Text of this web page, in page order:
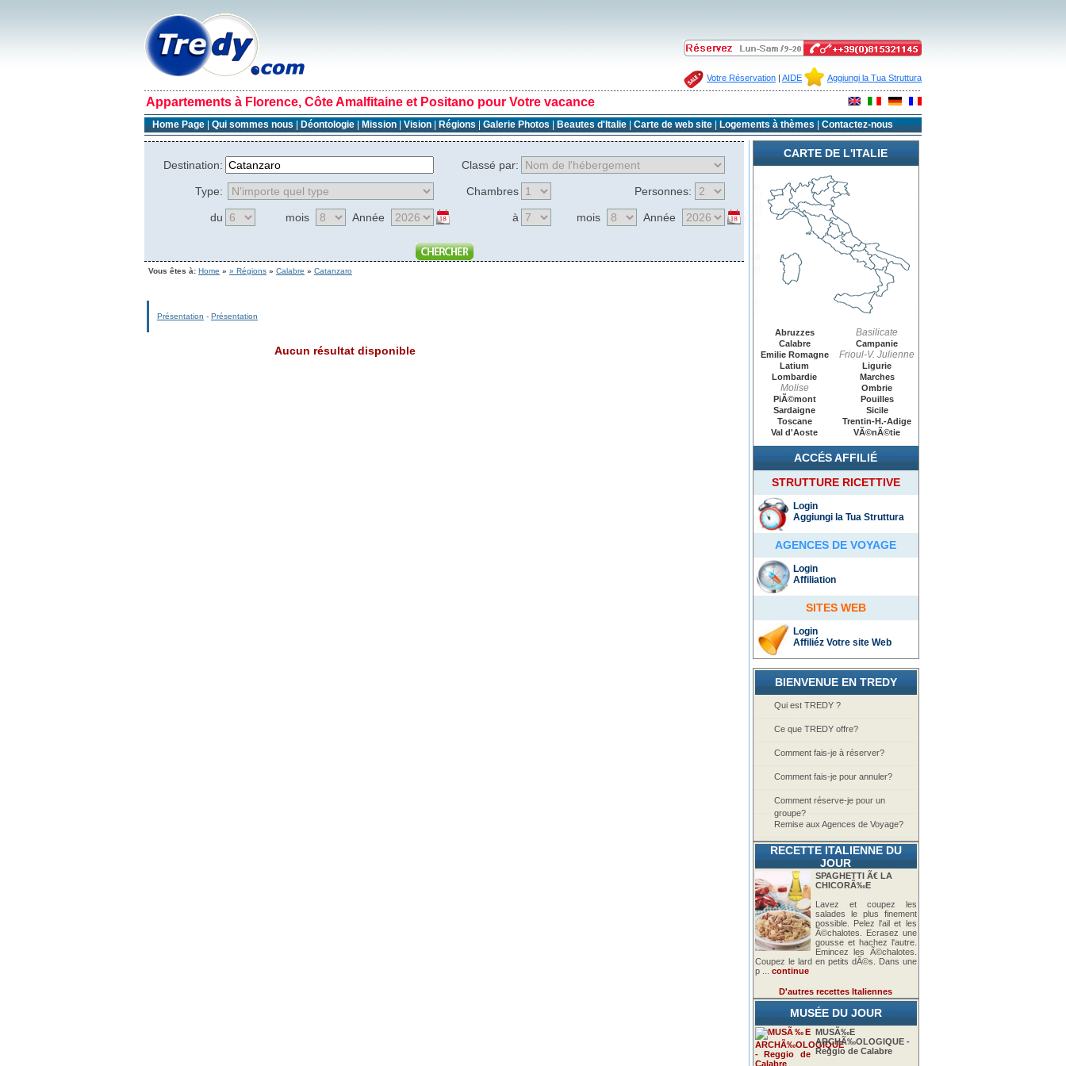
Votre Réservation | AIDE Aggiungi la Tua Struttura
Appartements à Florence, Côte Amalfitaine et Positano pour Votre vacance
Home Page|Qui sommes nous|Déontologie|Mission|Vision|Régions|Galerie Photos|Beautes d'Italie|Carte de web site| Logements à thèmes |Contactez-nous
Destination: Classé par:
Type: Chambres Personnes:
du mois Année à mois Année
Vous êtes à: Home » » Régions » Calabre » Catanzaro
Présentation - Présentation
Aucun résultat disponible
CARTE DE L'ITALIE
Abruzzes
Calabre
Emilie Romagne
Latium
Lombardie
Molise
PiÃ©mont
Sardaigne
Toscane
Val d'Aoste
Basilicate
Campanie
Frioul-V. Julienne
Ligurie
Marches
Ombrie
Pouilles
Sicile
Trentin-H.-Adige
VÃ©nÃ©tie
ACCÉS AFFILIÉ
STRUTTURE RICETTIVE
Login
Aggiungi la Tua Struttura
AGENCES DE VOYAGE
Login
Affiliation
SITES WEB
Login
Affiliéz Votre site Web
BIENVENUE EN TREDY
Qui est TREDY ?
Ce que TREDY offre?
Comment fais-je à réserver?
Comment fais-je pour annuler?
Comment réserve-je pour un
groupe?
Remise aux Agences de Voyage?
RECETTE ITALIENNE DU
JOUR
SPAGHETTI Ã€ LA
CHICORÃ‰E
Lavez et coupez les
salades le plus finement
possible. Pelez l'ail et les
Ã©chalotes. Ecrasez une
gousse et hachez l'autre.
Emincez les Ã©chalotes.
Coupez le lard en petits dÃ©s. Dans une
p ... continue
D'autres recettes Italiennes
MUSÉE DU JOUR
MUSÃ‰E
ARCHÃ‰OLOGIQUE -
Reggio de Calabre